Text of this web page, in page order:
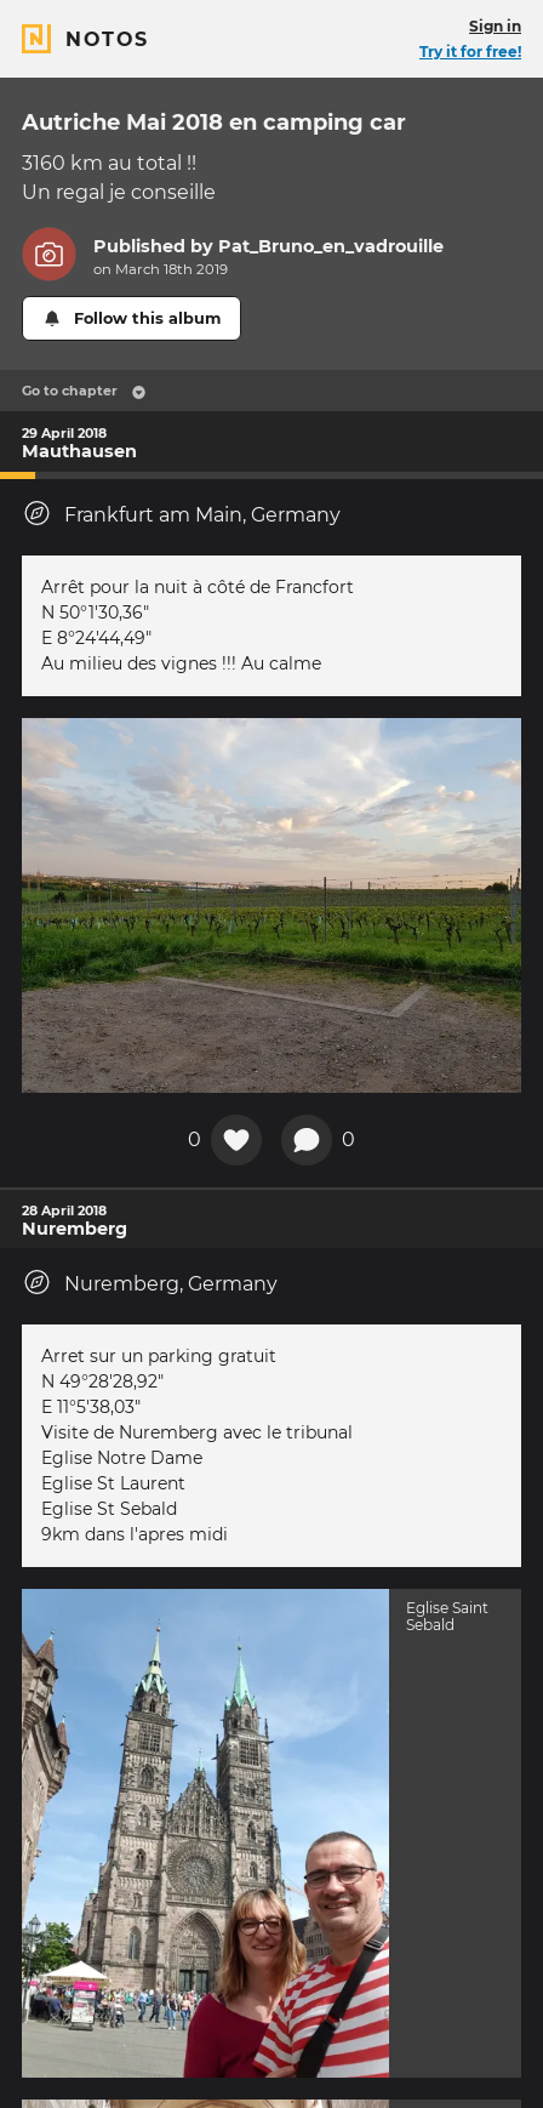
NOTOS
Sign in
Try it for free!
Autriche Mai 2018 en camping car
3160 km au total !!
Un regal je conseille
Published by Pat_Bruno_en_vadrouille
on March 18th 2019
Follow this album
Go to chapter
29 April 2018
Mauthausen
Frankfurt am Main, Germany
Arrêt pour la nuit à côté de Francfort
N 50°1'30,36"
E 8°24'44,49"
Au milieu des vignes !!! Au calme
0 0
28 April 2018
Nuremberg
Nuremberg, Germany
Arret sur un parking gratuit
N 49°28'28,92"
E 11°5'38,03"
Visite de Nuremberg avec le tribunal
Eglise Notre Dame
Eglise St Laurent
Eglise St Sebald
9km dans l'apres midi
Eglise Saint
Sebald